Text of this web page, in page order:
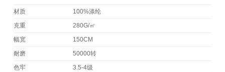
材质
100%涤纶
克重
280G/㎡
幅宽
150CM
耐磨
50000转
色牢
3.5-4级